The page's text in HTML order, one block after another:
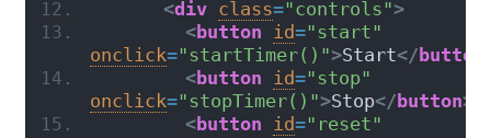
<div class="controls">
<button id="start"
onclick="startTimer()">Start</ button
<button id="stop"
onclick="stopTimer()">Stop</ button>
<button id="reset"